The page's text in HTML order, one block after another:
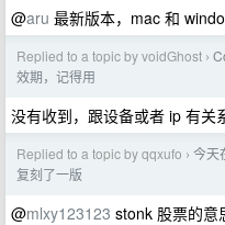
@aru 最新版本，mac 和
Replied to a topic by voidGhost ›
效期，记得用
没有收到，跟设备或者 ip 有关
Replied to a topic by qqxufo › 今天
复刻了一版
@mlxy123123 stonk 股票的意